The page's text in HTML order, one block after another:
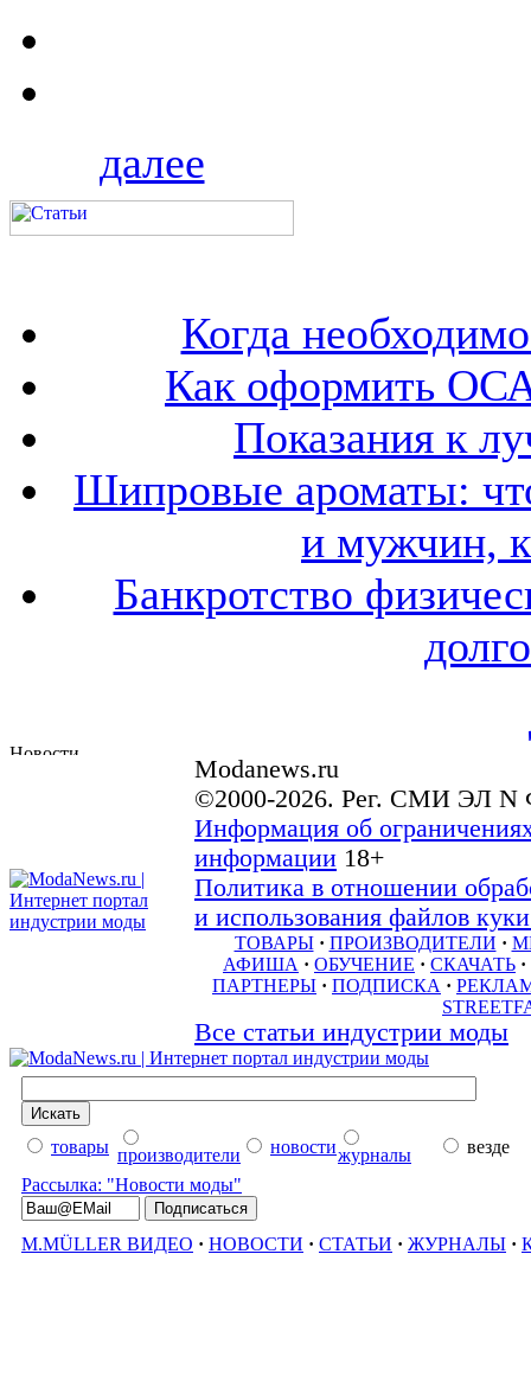
далее
Когда
Как оформить
Показания к
Шипровые ароматы:
и мужчин,
Банкротство
Modanews.ru
©2000-2026. Рег. СМИ ЭЛ N
Информация об
информации 18+
Политика в отношении
и использования файлов
ТОВАРЫ · ПРОИЗВОДИТЕЛИ ·
АФИША · ОБУЧЕНИЕ · СКАЧАТЬ ·
ПАРТНЕРЫ · ПОДПИСКА ·
Все статьи индустрии моды
товары производители новостижурналы
везде
Рассылка: "Новости моды"
M.MÜLLER ВИДЕО · НОВОСТИ · СТАТЬИ · ЖУРНАЛЫ ·